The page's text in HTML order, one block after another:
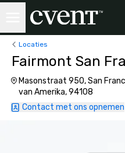
Locaties
Fairmont San
Masonstraat 950, San
van Amerika, 94108
Contact met ons opnemen